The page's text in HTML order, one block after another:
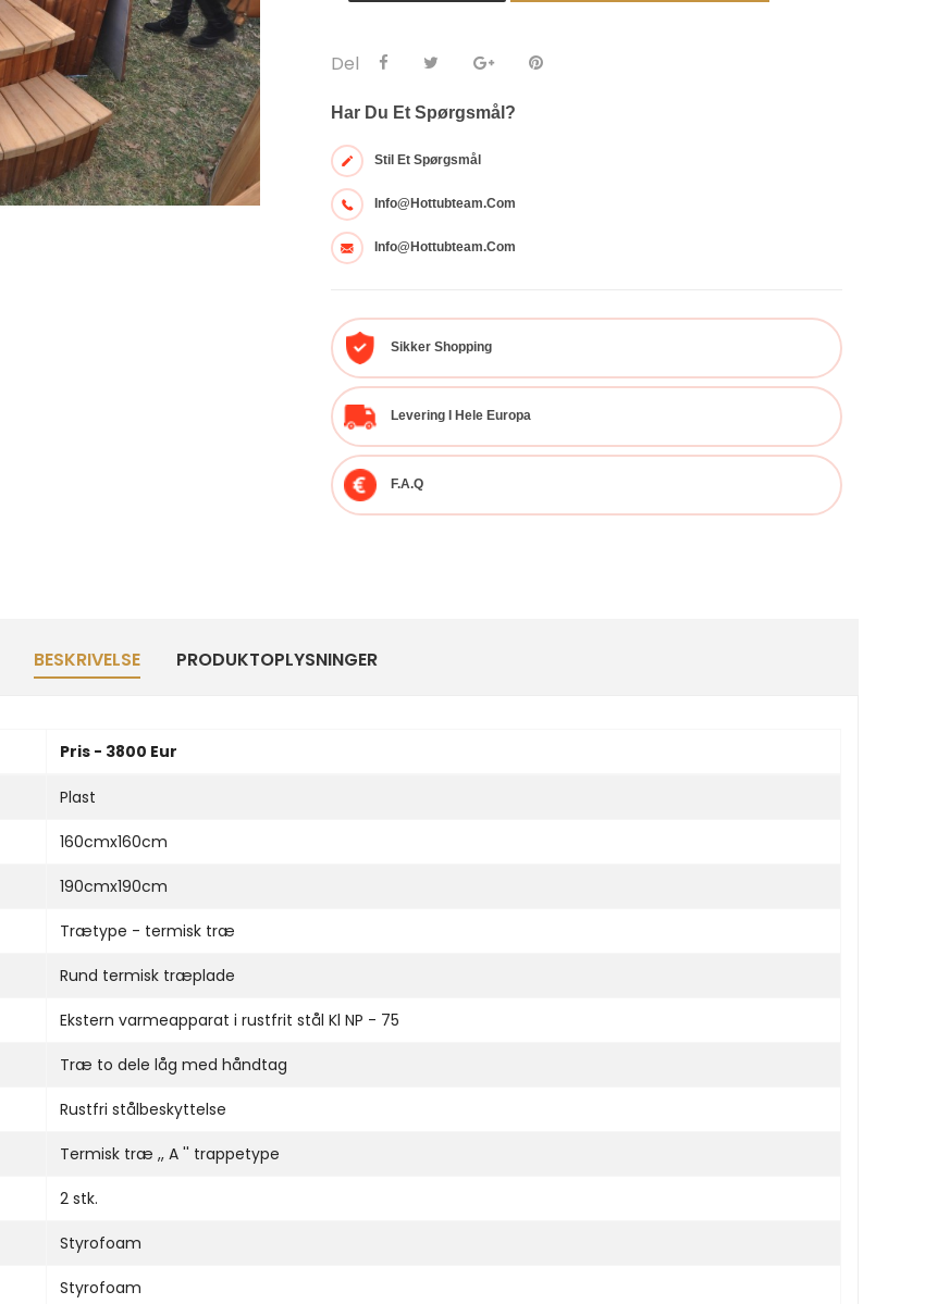
Del
Har Du Et Spørgsmål?
Stil Et Spørgsmål
Info@hottubteam.com
Info@hottubteam.com
Sikker Shopping
Levering I Hele Europa
F.A.Q
BESKRIVELSE PRODUKTOPLYSNINGER
Pris - 3800 Eur
Plast
160cmx160cm
190cmx190cm
Trætype - termisk træ
Rund termisk træplade
Ekstern varmeapparat i rustfrit stål Kl NP - 75
Træ to dele låg med håndtag
Rustfri stålbeskyttelse
Termisk træ ,, A '' trappetype
2 stk.
Styrofoam
Styrofoam